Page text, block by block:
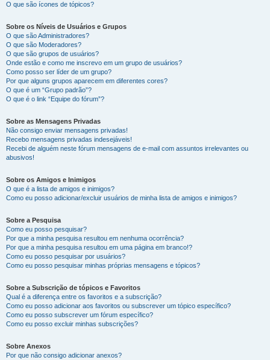
O que são ícones de tópicos?
Sobre os Níveis de Usuários e Grupos
O que são Administradores?
O que são Moderadores?
O que são grupos de usuários?
Onde estão e como me inscrevo em um grupo de usuários?
Como posso ser líder de um grupo?
Por que alguns grupos aparecem em diferentes cores?
O que é um “Grupo padrão”?
O que é o link “Equipe do fórum”?
Sobre as Mensagens Privadas
Não consigo enviar mensagens privadas!
Recebo mensagens privadas indesejáveis!
Recebi de alguém neste fórum mensagens de e-mail com assuntos irrelevantes ou
abusivos!
Sobre os Amigos e Inimigos
O que é a lista de amigos e inimigos?
Como eu posso adicionar/excluir usuários de minha lista de amigos e inimigos?
Sobre a Pesquisa
Como eu posso pesquisar?
Por que a minha pesquisa resultou em nenhuma ocorrência?
Por que a minha pesquisa resultou em uma página em branco!?
Como eu posso pesquisar por usuários?
Como eu posso pesquisar minhas próprias mensagens e tópicos?
Sobre a Subscrição de tópicos e Favoritos
Qual é a diferença entre os favoritos e a subscrição?
Como eu posso adicionar aos favoritos ou subscrever um tópico específico?
Como eu posso subscrever um fórum específico?
Como eu posso excluir minhas subscrições?
Sobre Anexos
Por que não consigo adicionar anexos?